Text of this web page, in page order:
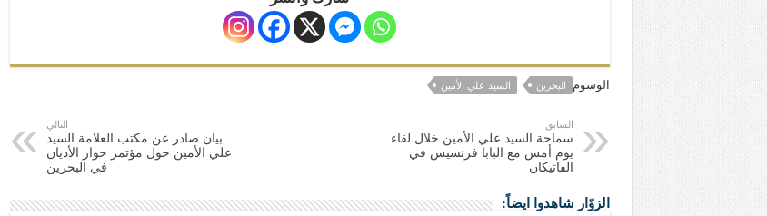
الوسوم البحرين السيد علي الأمين
السابق
سماحة السيد علي الأمين خلال لقاء
يوم أمس مع البابا فرنسيس في
الفاتيكان
التالي
بيان صادر عن مكتب العلامة السيد
علي الأمين حول مؤتمر حوار الأديان
في البحرين
الزوّار شاهدوا ايضاً: